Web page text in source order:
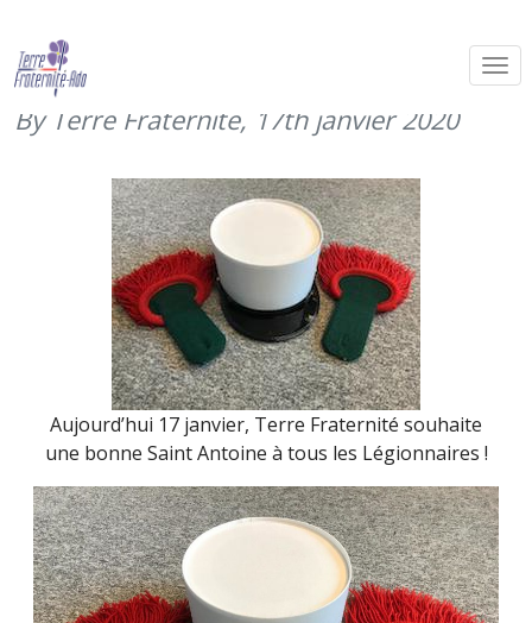
Saint Antoine, patron des
Légionnaires (17 janvier 2020)
By Terre Fraternité, 17th janvier 2020
Aujourd’hui 17 janvier, Terre Fraternité souhaite
une bonne Saint Antoine à tous les Légionnaires !